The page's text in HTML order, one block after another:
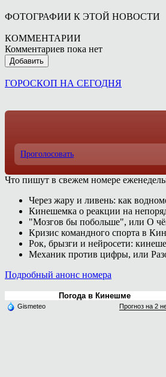
ФОТОГРАФИИ К ЭТОЙ НОВОСТИ
КОММЕНТАРИИ
Комментариев пока нет
Добавить
ГОРОСКОП НА СЕГОДНЯ
Проголосовать
Что пишут в свежем номере
Через жару и ливень: как
Кинешемка о реакции на
"Мозгов бы побольше", или О
Кризис командного спорта в
Рок, брызги и нейросети:
Механик против цифры, или
Подробный анонс номера
Погода в Кинешме
Gismeteo Прогноз на 2